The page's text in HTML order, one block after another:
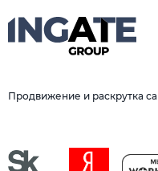
Продвижение и раскрутка